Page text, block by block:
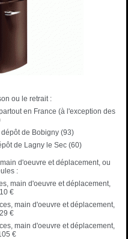
ou le retrait :
en France (à l'exception des
de Bobigny (93)
de Lagny le Sec (60)
d'oeuvre et déplacement, ou
:
main d'oeuvre et déplacement,
€
main d'oeuvre et déplacement,
€
main d'oeuvre et déplacement,
€